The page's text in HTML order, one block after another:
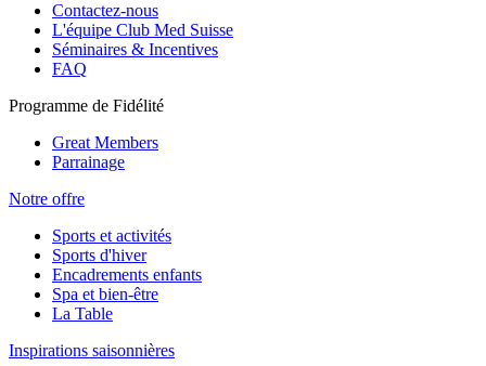
Contactez-nous
L'équipe Club Med Suisse
Séminaires & Incentives
FAQ
Programme de Fidélité
Great Members
Parrainage
Notre offre
Sports et activités
Sports d'hiver
Encadrements enfants
Spa et bien-être
La Table
Inspirations saisonnières